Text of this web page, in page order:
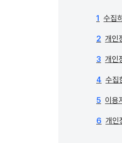
1 수집
2 개인
3 개인
4 수집
5 이용
6 개인